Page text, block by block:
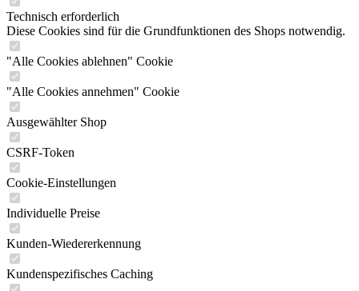
Technisch erforderlich
Diese Cookies sind für die Grundfunktionen des Shops notwendig.
"Alle Cookies ablehnen" Cookie
"Alle Cookies annehmen" Cookie
Ausgewählter Shop
CSRF-Token
Cookie-Einstellungen
Individuelle Preise
Kunden-Wiedererkennung
Kundenspezifisches Caching